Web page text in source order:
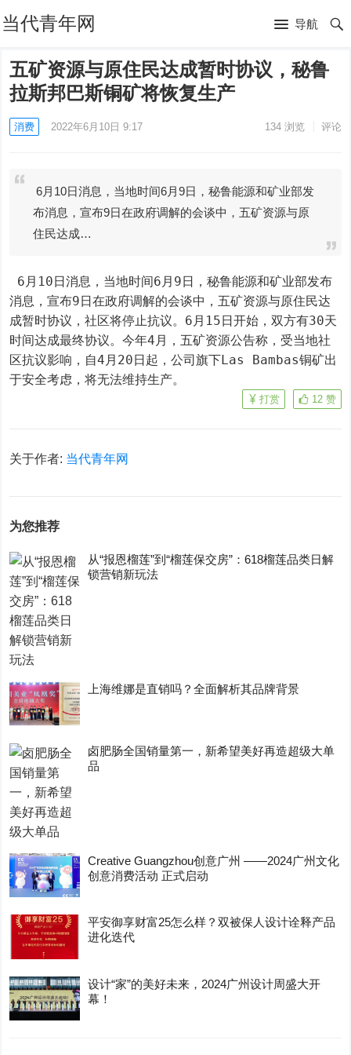
当代青年网 导航
五矿资源与原住民达成暂时协议，秘鲁
拉斯邦巴斯铜矿将恢复生产
消费 2022年6月10日 9:17 134浏览 评论
6月10日消息，当地时间6月9日，秘鲁能源和矿业部发
布消息，宣布9日在政府调解的会谈中，五矿资源与原
住民达成…
6月10日消息，当地时间6月9日，秘鲁能源和矿业部发布
消息，宣布9日在政府调解的会谈中，五矿资源与原住民达
成暂时协议，社区将停止抗议。6月15日开始，双方有30天
时间达成最终协议。今年4月，五矿资源公告称，受当地社
区抗议影响，自4月20日起，公司旗下Las Bambas铜矿出
于安全考虑，将无法维持生产。
12 赞
打赏
关于作者: 当代青年网
为您推荐
从“报恩榴莲”到“榴莲保交房”：618榴莲品类日解
锁营销新玩法
上海维娜是直销吗？全面解析其品牌背景
卤肥肠全国销量第一，新希望美好再造超级大单
品
Creative Guangzhou创意广州 ——2024广州文化
创意消费活动 正式启动
平安御享财富25怎么样？双被保人设计诠释产品
进化迭代
设计“家”的美好未来，2024广州设计周盛大开
幕！